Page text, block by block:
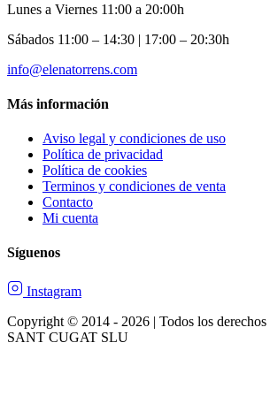
Lunes a Viernes 11:00 a 20:00h
Sábados 11:00 – 14:30 | 17:00 – 20:30h
info@elenatorrens.com
Más información
Aviso legal y condiciones de uso
Política de privacidad
Política de cookies
Terminos y condiciones de venta
Contacto
Mi cuenta
Síguenos
Instagram
Copyright © 2014 - 2026 | Todos los derechos
SANT CUGAT SLU